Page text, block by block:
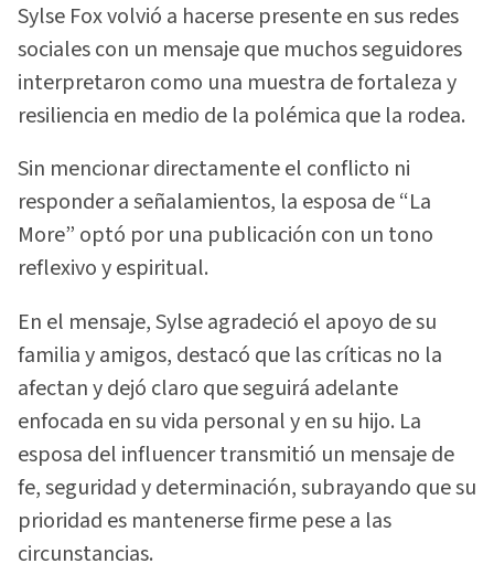
Sylse Fox volvió a hacerse presente en sus redes
sociales con un mensaje que muchos seguidores
interpretaron como una muestra de fortaleza y
resiliencia en medio de la polémica que la rodea.
Sin mencionar directamente el conflicto ni
responder a señalamientos, la esposa de “La
More” optó por una publicación con un tono
reflexivo y espiritual.
En el mensaje, Sylse agradeció el apoyo de su
familia y amigos, destacó que las críticas no la
afectan y dejó claro que seguirá adelante
enfocada en su vida personal y en su hijo. La
esposa del influencer transmitió un mensaje de
fe, seguridad y determinación, subrayando que su
prioridad es mantenerse firme pese a las
circunstancias.